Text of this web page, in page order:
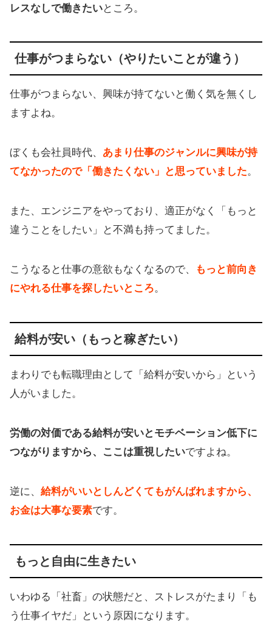
レスなしで働きたいところ。
仕事がつまらない（やりたいことが違う）
仕事がつまらない、興味が持てないと働く気を無くし
ますよね。
ぼくも会社員時代、 あまり仕事のジャンルに興味が持
てなかったので「働きたくない」と思っていました。
また、エンジニアをやっており、適正がなく「もっと
違うことをしたい」と不満も持ってました。
こうなると仕事の意欲もなくなるので、
もっと前向き
にやれる仕事を探したいところ。
給料が安い（もっと稼ぎたい）
まわりでも転職理由として「給料が安いから」という
人がいました。
労働の対価である給料が安いとモチベーション低下に
つながりますから、ここは重視したいですよね。
逆に、 給料がいいとしんどくてもがんばれますから、
お金は大事な要素です。
もっと自由に生きたい
いわゆる「社畜」の状態だと、ストレスがたまり「も
う仕事イヤだ」という原因になります。